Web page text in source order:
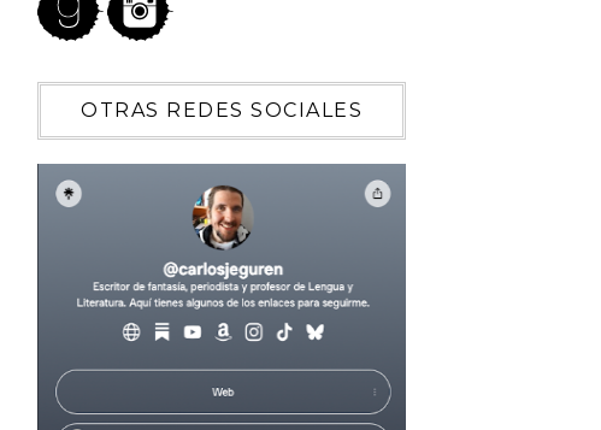
OTRAS REDES SOCIALES